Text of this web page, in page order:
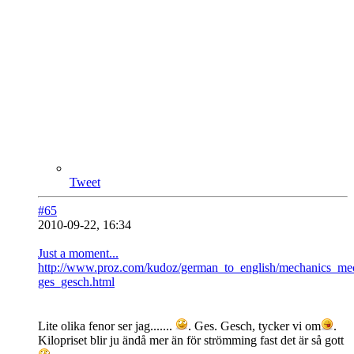
Tweet
#65
2010-09-22, 16:34
Just a moment...
http://www.proz.com/kudoz/german_to_english/
ges_gesch.html
Lite olika fenor ser jag....... . Ges. Gesch, tycker vi om
.
Kilopriset blir ju ändå mer än för strömming fast det är så gott